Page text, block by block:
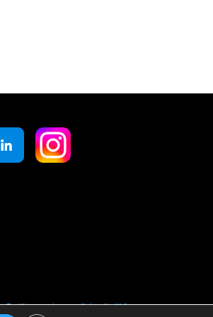
Politique de confidentialité